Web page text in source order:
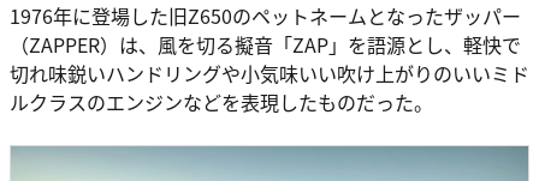
1976年に登場した旧Z650のペットネームとなったザッパー
（ZAPPER）は、風を切る擬音「ZAP」を語源とし、軽快で
切れ味鋭いハンドリングや小気味いい吹け上がりのいいミド
ルクラスのエンジンなどを表現したものだった。